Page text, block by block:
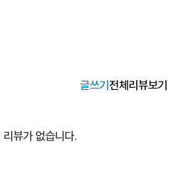
글쓰기전체리뷰보기
리뷰가 없습니다.